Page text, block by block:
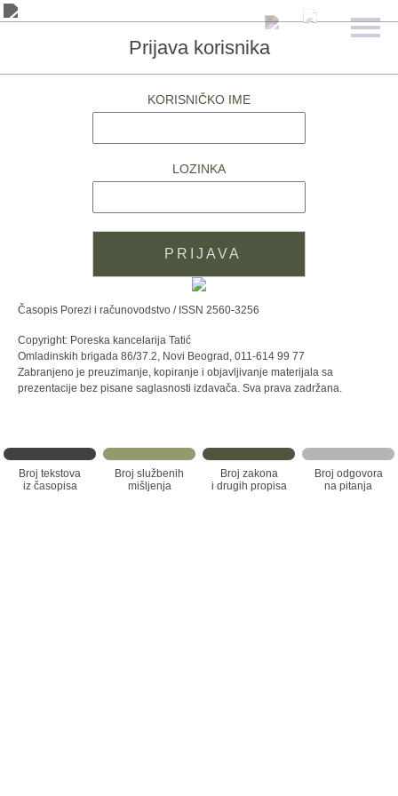
Prijava korisnika
KORISNIČKO IME
LOZINKA
Časopis Porezi i računovodstvo / ISSN 2560-3256
Copyright: Poreska kancelarija Tatić
Omladinskih brigada 86/37.2, Novi Beograd, 011-614 99 77
Zabranjeno je preuzimanje, kopiranje i objavljivanje materijala sa
prezentacije bez pisane saglasnosti izdavača. Sva prava zadržana.
Broj tekstova
iz časopisa
Broj službenih
mišljenja
Broj zakona
i drugih propisa
Broj odgovora
na pitanja